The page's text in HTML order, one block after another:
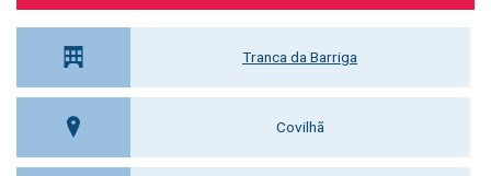
Tranca da Barriga
Covilhã